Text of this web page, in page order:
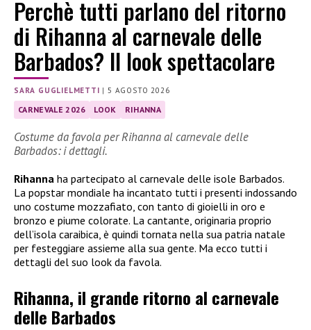
Perchè tutti parlano del ritorno
di Rihanna al carnevale delle
Barbados? Il look spettacolare
SARA GUGLIELMETTI | 5 AGOSTO 2026
CARNEVALE 2026 LOOK RIHANNA
Costume da favola per Rihanna al carnevale delle
Barbados: i dettagli.
Rihanna ha partecipato al carnevale delle isole Barbados.
La popstar mondiale ha incantato tutti i presenti indossando
uno costume mozzafiato, con tanto di gioielli in oro e
bronzo e piume colorate. La cantante, originaria proprio
dell’isola caraibica, è quindi tornata nella sua patria natale
per festeggiare assieme alla sua gente. Ma ecco tutti i
dettagli del suo look da favola.
Rihanna, il grande ritorno al carnevale
delle Barbados